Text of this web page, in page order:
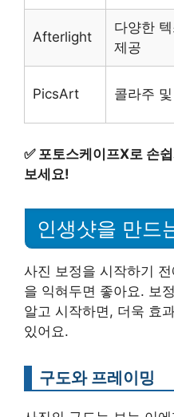
Afterlight
다양한
제공
PicsArt 콜라주
✅ 포토스케이프X로 손
보세요!
인생샷을 만드
사진 보정을 시작하기
을 익혀두면 좋아요. 보
알고 시작하면, 더욱 효
있어요.
구도와 프레이밍